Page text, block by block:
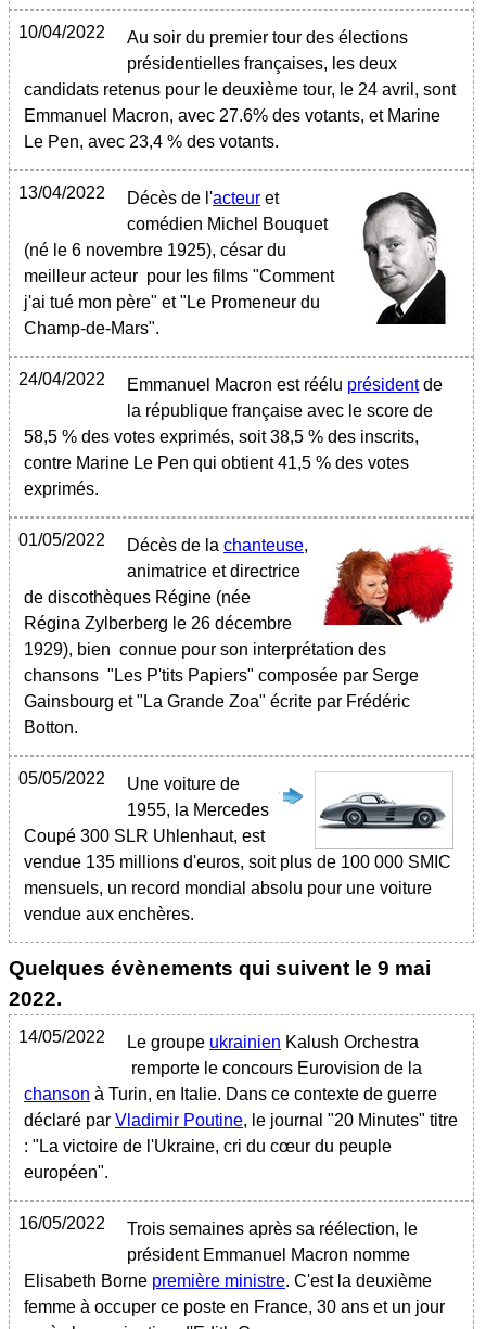
10/04/2022
Au soir du premier tour des élections
présidentielles françaises, les deux
candidats retenus pour le deuxième tour, le 24 avril, sont
Emmanuel Macron, avec 27.6% des votants, et Marine
Le Pen, avec 23,4 % des votants.
13/04/2022 Décès de l'acteur et
comédien Michel Bouquet
(né le 6 novembre 1925), césar du
meilleur acteur pour les films "Comment
j'ai tué mon père" et "Le Promeneur du
Champ-de-Mars".
24/04/2022 Emmanuel Macron est réélu présidentde
la république française avec le score de
58,5 % des votes exprimés, soit 38,5 % des inscrits,
contre Marine Le Pen qui obtient 41,5 % des votes
exprimés.
01/05/2022 Décès de la chanteuse,
animatrice et directrice
de discothèques Régine (née
Régina Zylberberg le 26 décembre
1929), bien connue pour son interprétation des
chansons "Les P'tits Papiers" composée par Serge
Gainsbourg et "La Grande Zoa" écrite par Frédéric
Botton.
05/05/2022
Une voiture de
1955, la Mercedes
Coupé 300 SLR Uhlenhaut, est
vendue 135 millions d'euros, soit plus de 100 000 SMIC
mensuels, un record mondial absolu pour une voiture
vendue aux enchères.
Quelques évènements qui suivent le 9 mai
2022.
14/05/2022 Le groupe ukrainien Kalush Orchestra
remporte le concours Eurovision de la
chanson à Turin, en Italie. Dans ce contexte de guerre
déclaré par Vladimir Poutine, le journal "20 Minutes" titre
: "La victoire de l'Ukraine, cri du cœur du peuple
européen".
16/05/2022
Trois semaines après sa réélection, le
président Emmanuel Macron nomme
Elisabeth Borne première ministre. C'est la deuxième
femme à occuper ce poste en France, 30 ans et un jour